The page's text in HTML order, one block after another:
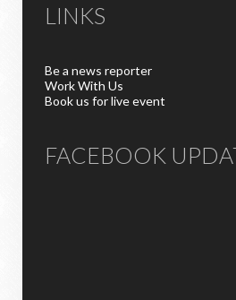
LINKS
Be a news reporter
Work With Us
Book us for live event
FACEBOOK